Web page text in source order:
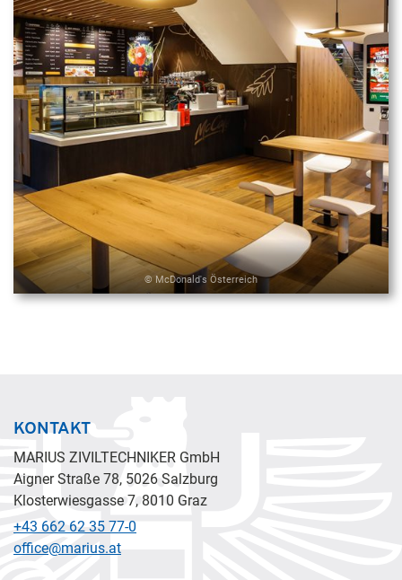
© McDonald's Österreich
KONTAKT
MARIUS ZIVILTECHNIKER GmbH
Aigner Straße 78, 5026 Salzburg
Klosterwiesgasse 7, 8010 Graz
+43 662 62 35 77-0
office@marius.at